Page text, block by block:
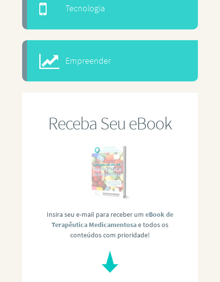
Tecnologia
Empreender
Receba Seu eBook
Insira seu e-mail para receber um eBook de
Terapêutica Medicamentosae todos os
conteúdos com prioridade!